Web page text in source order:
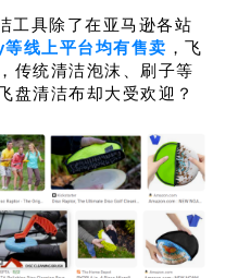
工具除了在亚马逊各站
线上平台均有售卖 ，飞
传统清洁泡沫、刷子等
盘清洁布却大受欢迎？